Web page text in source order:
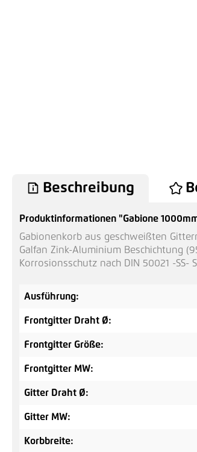
Beschreibung
Produktinformationen "Gabione
Gabionenkorb aus geschweißten
Galfan Zink-Aluminium Beschichtung
Korrosionsschutz nach DIN 50021 -SS-
Ausführung:
Frontgitter Draht Ø:
Frontgitter Größe:
Frontgitter MW:
Gitter Draht Ø:
Gitter MW:
Korbbreite: